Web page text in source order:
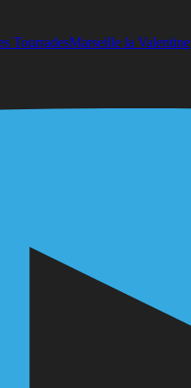
TourradesMarseille la Valentine